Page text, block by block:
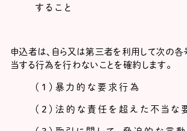
すること
申込者は、自ら又は第三者を利用して次の
当する行為を行わないことを確約します。
（１）暴力的な要求行為
（２）法的な責任を超えた不当な